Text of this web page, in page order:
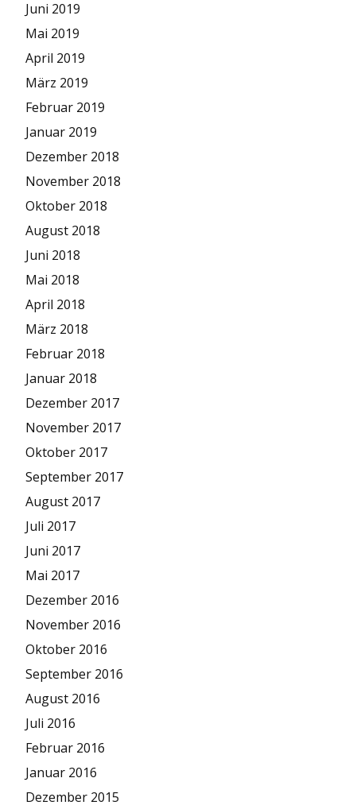
Juni 2019
Mai 2019
April 2019
März 2019
Februar 2019
Januar 2019
Dezember 2018
November 2018
Oktober 2018
August 2018
Juni 2018
Mai 2018
April 2018
März 2018
Februar 2018
Januar 2018
Dezember 2017
November 2017
Oktober 2017
September 2017
August 2017
Juli 2017
Juni 2017
Mai 2017
Dezember 2016
November 2016
Oktober 2016
September 2016
August 2016
Juli 2016
Februar 2016
Januar 2016
Dezember 2015